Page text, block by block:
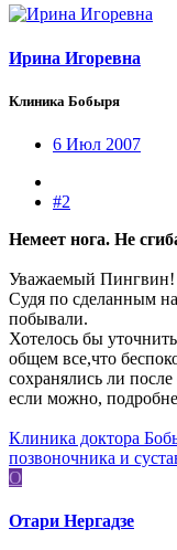
Ирина Игоревна
Клиника Бобыря
6 Июл 2007
#2
Немеет нога. Не
Уважаемый Пингвин!
Судя по сделанным
побывали.
Хотелось бы
общем все,что
сохранялись ли
если можно,
Клиника доктора
позвоночника и
О
Отари Нергадзе